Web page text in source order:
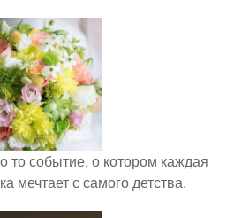
то событие, о котором каждая
мечтает с самого детства.